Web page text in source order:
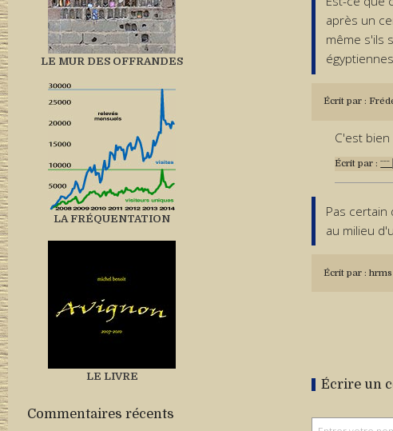
LE MUR DES OFFRANDES
LA FRÉQUENTATION
LE LIVRE
Commentaires récents
après un
même s'ils
Écrit par :
C'est
Écrit par :
Pas
au milieu
Écrit par : hrms
Écrire un